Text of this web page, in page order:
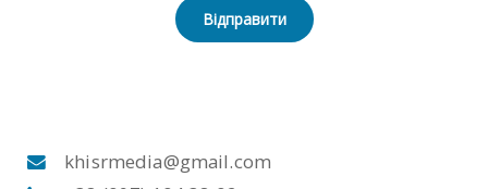
Відправити
khisrmedia@gmail.com